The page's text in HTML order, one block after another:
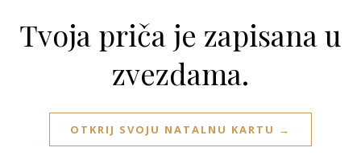
Tvoja priča je zapisana u
zvezdama.
OTKRIJ SVOJU NATALNU KARTU →